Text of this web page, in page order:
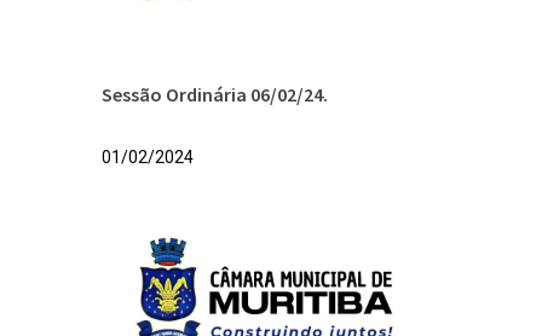
Sessão Ordinária 06/02/24.
01/02/2024